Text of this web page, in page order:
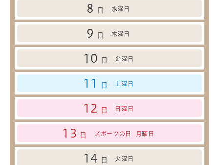
8 日 水曜日
9 日 木曜日
10 日 金曜日
11 日 土曜日
12 日 日曜日
13 日 スポーツの日 月曜日
14 日 火曜日